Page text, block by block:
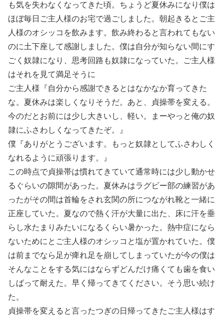
も気を失わなくなってきた頃。ちょうど夏休みになり僕は
ほぼ毎日ご主人様のお宅で過ごしました。朝起きるとご主
人様のオシッコを飲みます。飲み終わると言われてもない
のに土下座して感謝しました。僕は自分が知らない間にす
ごく奴隷になり、思考回路も奴隷になっていた。ご主人様
はそれを見て満足そうに
ご主人様『自分から感謝できるとはなかなか育ってきた
な。夏休みは楽しくなりそうだ。あと、貞操帯を変える。
今のだとお前には少し大きいし、軽い。まーやっと俺の奴
隷にふさわしくなってきたぞ。』
僕『ありがとうございます。もっと奴隷としてふさわしく
なれるように頑張ります。』
この時点で貞操帯は慣れてきていて通常時には少し動かせ
るぐらいの隙間があった。夏休みはラグビー部の練習があ
ったがその間は首輪をされ玄関の所につながれ靴と一緒に
正座していた。夏なので熱く汗が大量に出た、床に汗を垂
らし水たまりみたいになるくらい暑かった。熱中症になら
ないためにとご主人様のオシッコと塩が置かれていた。僕
は前までなら足が痺れ足を崩してしまっていたが今の僕は
そんなことをする気にはならずどんだけ痛くても歯を食い
しばって耐えた。早く帰ってきてください。そう思い続け
た。
貞操帯を変えると言ったつぎの日帰ってきたご主人様はす